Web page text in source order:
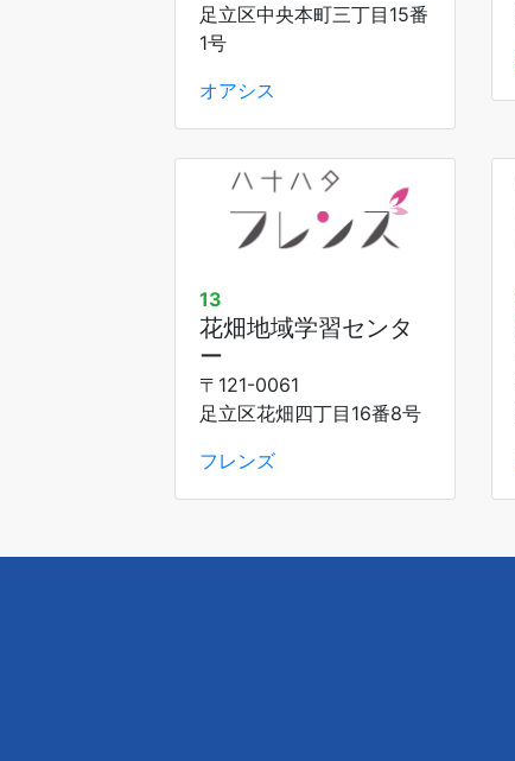
足立区中央本町三丁目15番
1号
オアシス
13
花畑地域学習センタ
ー
〒121-0061
足立区花畑四丁目16番8号
フレンズ